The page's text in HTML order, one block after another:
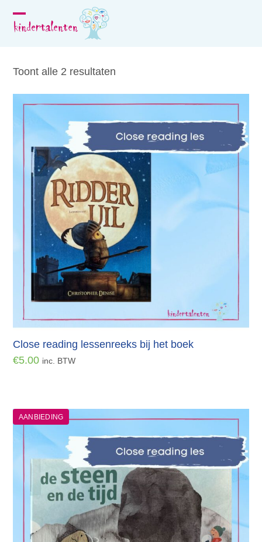
Open
menu
Close
menu
Toont alle 2 resultaten
Close reading lessenreeks bij het boek
€5.00 inc. BTW
AANBIEDING